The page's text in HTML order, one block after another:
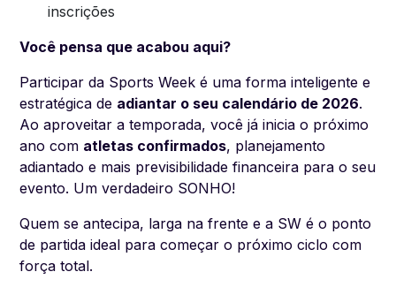
inscrições
Você pensa que acabou aqui?
Participar da Sports Week é uma forma inteligente e
estratégica de adiantar o seu calendário de 2026.
Ao aproveitar a temporada, você já inicia o próximo
ano com atletas confirmados, planejamento
adiantado e mais previsibilidade financeira para o seu
evento. Um verdadeiro SONHO!
Quem se antecipa, larga na frente e a SW é o ponto
de partida ideal para começar o próximo ciclo com
força total.